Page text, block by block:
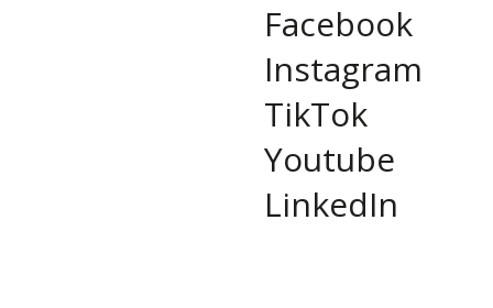
Facebook
Instagram
TikTok
Youtube
LinkedIn